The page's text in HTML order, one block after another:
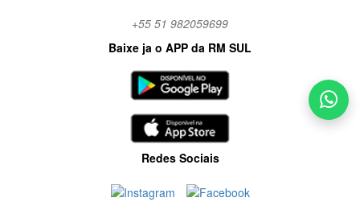
+55 51 982059699
Baixe ja o APP da RM SUL
Redes Sociais